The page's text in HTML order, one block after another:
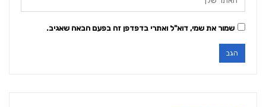
שמור את שמי, דוא"ל ואתרי בדפדפן זה בפעם הבאה שאגיב.